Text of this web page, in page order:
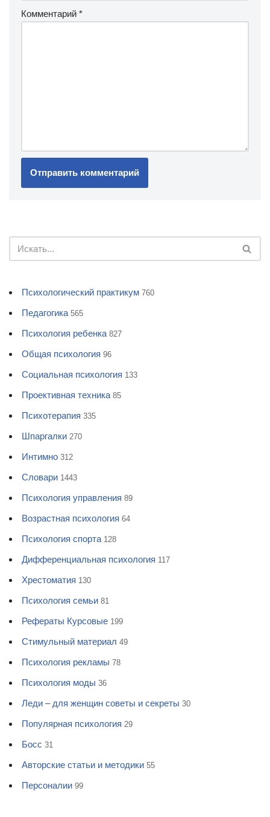
Комментарий *
Психологический практикум 760
Педагогика 565
Психология ребенка 827
Общая психология 96
Социальная психология 133
Проективная техника 85
Психотерапия 335
Шпаргалки 270
Интимно 312
Словари 1443
Психология управления 89
Возрастная психология 64
Психология спорта 128
Дифференциальная психология 117
Хрестоматия 130
Психология семьи 81
Рефераты Курсовые 199
Стимульный материал 49
Психология рекламы 78
Психология моды 36
Леди – для женщин советы и секреты 30
Популярная психология 29
Босс 31
Авторские статьи и методики 55
Персоналии 99